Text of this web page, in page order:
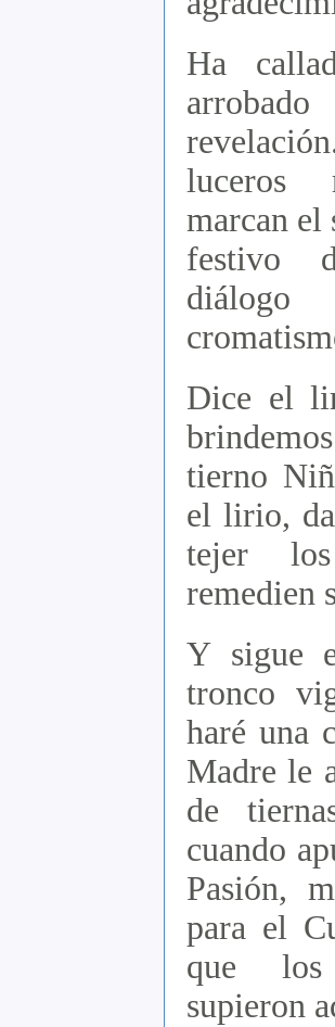
Ha
luceros
marcan el
festivo
diálogo
Dice el
tierno
el lirio,
tejer
remedien
Y sigue
tronco
haré una
Madre le
de
cuando
Pasión,
para el
que
supieron